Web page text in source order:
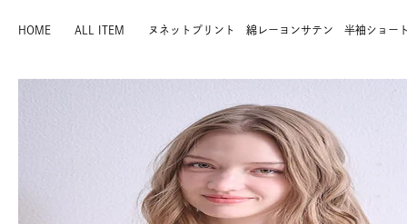
HOME ALL ITEM ヌネットプリント 綿レーヨンサテン 半袖ショー